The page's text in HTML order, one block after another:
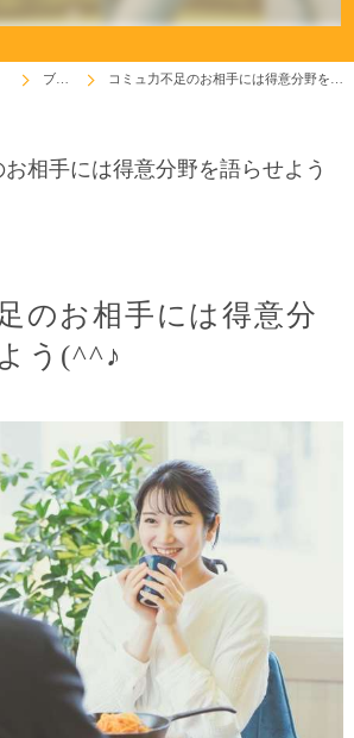
ブログ コミュ力不足のお相手には得意分野を語らせよう(^^♪
相手には得意分野を語らせよう
のお相手には得意分
う(^^♪